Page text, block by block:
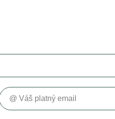
Váš platný email